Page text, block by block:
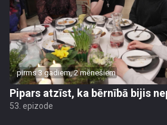
pirms 3 gadiem, 2 mēnešiem
Pipars atzīst, ka bērnībā bijis
53. epizode